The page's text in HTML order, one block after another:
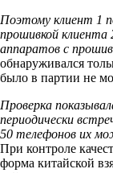
Поэтому клиент 1
прошивкой клиента
аппаратов с
обнаруживался
было в партии не
Проверка
периодически
50 телефонов их
При контроле
форма китайской